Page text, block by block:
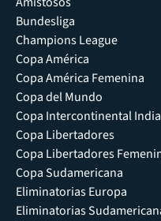
Bundesliga
Champions League
Copa América
Copa América Femenina
Copa del Mundo
Copa Intercontinental India
Copa Libertadores
Copa Libertadores
Copa Sudamericana
Eliminatorias Europa
Eliminatorias